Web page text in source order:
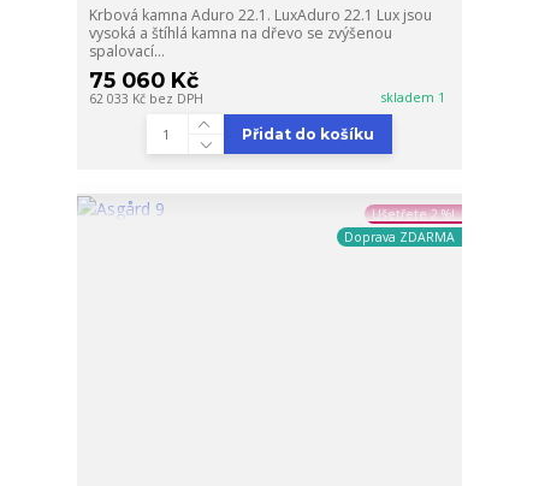
Krbová kamna Aduro 22.1. LuxAduro 22.1 Lux jsou
vysoká a štíhlá kamna na dřevo se zvýšenou
spalovací...
75 060 Kč
62 033 Kč bez DPH skladem 1
Přidat do košíku
Ušetřete 2 %!
Doprava ZDARMA